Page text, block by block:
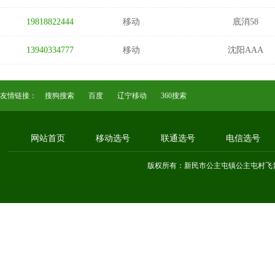
19818822444 移动 底消58
13940334777 移动 沈阳AAA
友情链接： 搜狗搜索 百度 辽宁移动 360搜索
网站首页 移动选号 联通选号 电信选号
版权所有：新民市公主屯镇公主屯村